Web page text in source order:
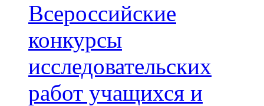
Всероссийские
конкурсы
исследовательских
работ учащихся и